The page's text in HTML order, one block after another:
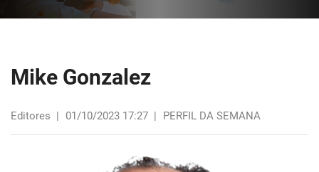
Mike Gonzalez
Editores | 01/10/2023 17:27 | PERFIL DA SEMANA